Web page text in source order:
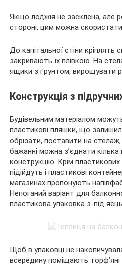
Якщо лоджія не засклена, але
стороні, цим можна
До капітальної стіни кріплять
закривають їх плівкою. На
ящики з ґрунтом, вирощувати
Конструкція з
Будівельним матеріалом
пластикові пляшки, що
обрізати, поставити на
бажанні можна з’єднати
конструкцію. Крім пластикових
підійдуть і пластикові
магазинах пропонують
Непоганий варіант для
пластикова упаковка з-під
Щоб в упаковці не
всередину поміщають